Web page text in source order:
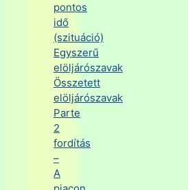
pontos
idő
(szituáció)
Egyszerű
elöljárószavak
Összetett
elöljárószavak
Parte
2
fordítás
–
A